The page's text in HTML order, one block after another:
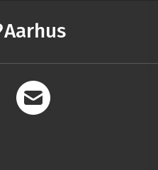
Aarhus